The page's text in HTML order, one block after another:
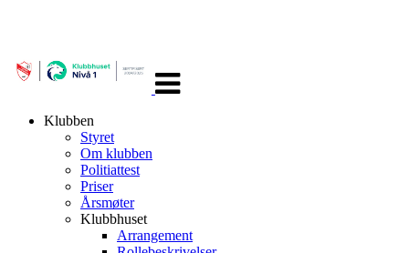
navigasjon
Klubben
Styret
Om klubben
Politiattest
Priser
Årsmøter
Klubbhuset
Arrangement